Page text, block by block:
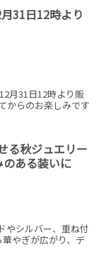
31日12時より
月31日12時より販
る秋ジュエリー
ある装いに
やシルバー、重ね付
やぎが広がり、デ